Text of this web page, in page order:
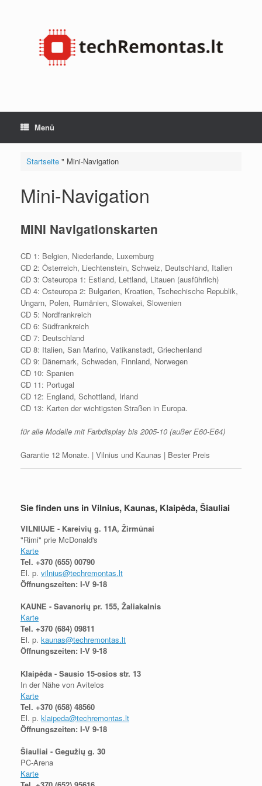
Menü
Startseite" Mini-Navigation
Mini-Navigation
MINI Navigationskarten
CD 1: Belgien, Niederlande, Luxemburg
CD 2: Österreich, Liechtenstein, Schweiz, Deutschland, Italien
CD 3: Osteuropa 1: Estland, Lettland, Litauen (ausführlich)
CD 4: Osteuropa 2: Bulgarien, Kroatien, Tschechische Republik,
Ungarn, Polen, Rumänien, Slowakei, Slowenien
CD 5: Nordfrankreich
CD 6: Südfrankreich
CD 7: Deutschland
CD 8: Italien, San Marino, Vatikanstadt, Griechenland
CD 9: Dänemark, Schweden, Finnland, Norwegen
CD 10: Spanien
CD 11: Portugal
CD 12: England, Schottland, Irland
CD 13: Karten der wichtigsten Straßen in Europa.
für alle Modelle mit Farbdisplay bis 2005-10 (außer E60-E64)
Garantie 12 Monate. | Vilnius und Kaunas | Bester Preis
Sie finden uns in Vilnius, Kaunas, Klaipėda, Šiauliai
VILNIUJE - Kareivių g. 11A, Žirmūnai
"Rimi" prie McDonald's
Karte
Tel. +370 (655) 00790
El. p. vilnius@techremontas.lt
Öffnungszeiten: I-V 9-18
KAUNE - Savanorių pr. 155, Žaliakalnis
Karte
Tel. +370 (684) 09811
El. p. kaunas@techremontas.lt
Öffnungszeiten: I-V 9-18
Klaipėda - Sausio 15-osios str. 13
In der Nähe von Avitelos
Karte
Tel. +370 (658) 48560
El. p. klaipeda@techremontas.lt
Öffnungszeiten: I-V 9-18
Šiauliai - Gegužių g. 30
PC-Arena
Karte